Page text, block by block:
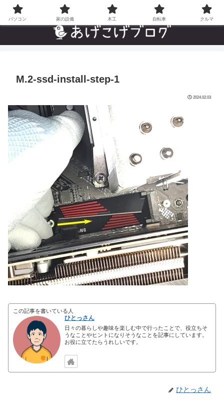
自分でやった”あんなことやこんなこと”の趣味ブログ
M.2-ssd-install-step-1
2024.02.03
この記事を書いている人
ひとっさん
日々の暮らしや趣味を楽しむ中で行ったことで、役立ちそ
うなことやヒントになりそうなことを記事にしています。
お役に立てたらうれしいです。
ひとっさん
パソコン 家の設備 木工 自転車 クルマ